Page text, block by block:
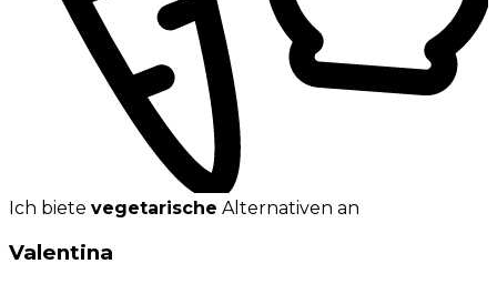
Ich biete vegetarische Alternativen an
Valentina